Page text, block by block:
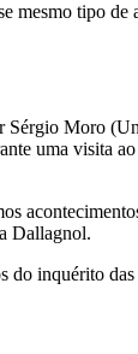
mesmo tipo
Moro
uma visita
Dallagnol.
inquérito